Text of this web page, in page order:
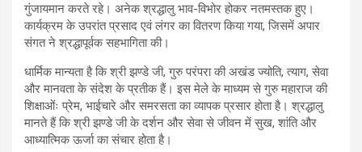
गुंजायमान करते रहे। अनेक श्रद्धालु भाव-विभोर होकर नतमस्तक हुए।
कार्यक्रम के उपरांत प्रसाद एवं लंगर का वितरण किया गया, जिसमें अपार
संगत ने श्रद्धापूर्वक सहभागिता की।
धार्मिक मान्यता है कि श्री झण्डे जी, गुरु परंपरा की अखंड ज्योति, त्याग, सेवा
और मानवता के संदेश के प्रतीक हैं। इस मेले के माध्यम से गुरु महाराज की
शिक्षाओंः प्रेम, भाईचारे और समरसता का व्यापक प्रसार होता है। श्रद्धालु
मानते हैं कि श्री झण्डे जी के दर्शन और सेवा से जीवन में सुख, शांति और
आध्यात्मिक ऊर्जा का संचार होता है।